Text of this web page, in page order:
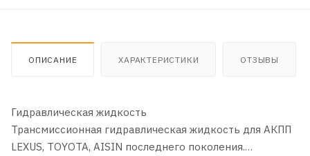
ОПИСАНИЕ ХАРАКТЕРИСТИКИ ОТЗЫВЫ
Гидравлическая жидкость
Трансмиссионная гидравлическая жидкость для АКПП
LEXUS, TOYOTA, AISIN последнего поколения.